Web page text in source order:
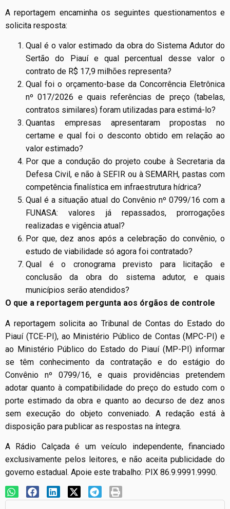
A reportagem encaminha os seguintes questionamentos e
solicita resposta:
Qual é o valor estimado da obra do Sistema Adutor do
Sertão do Piauí e qual percentual desse valor o
contrato de R$ 17,9 milhões representa?
Qual foi o orçamento-base da Concorrência Eletrônica
nº 017/2026 e quais referências de preço (tabelas,
contratos similares) foram utilizadas para estimá-lo?
Quantas empresas apresentaram propostas no
certame e qual foi o desconto obtido em relação ao
valor estimado?
Por que a condução do projeto coube à Secretaria da
Defesa Civil, e não à SEFIR ou à SEMARH, pastas com
competência finalística em infraestrutura hídrica?
Qual é a situação atual do Convênio nº 0799/16 com a
FUNASA: valores já repassados, prorrogações
realizadas e vigência atual?
Por que, dez anos após a celebração do convênio, o
estudo de viabilidade só agora foi contratado?
Qual é o cronograma previsto para licitação e
conclusão da obra do sistema adutor, e quais
municípios serão atendidos?
O que a reportagem pergunta aos órgãos de controle
A reportagem solicita ao Tribunal de Contas do Estado do
Piauí (TCE-PI), ao Ministério Público de Contas (MPC-PI) e
ao Ministério Público do Estado do Piauí (MP-PI) informar
se têm conhecimento da contratação e do estágio do
Convênio nº 0799/16, e quais providências pretendem
adotar quanto à compatibilidade do preço do estudo com o
porte estimado da obra e quanto ao decurso de dez anos
sem execução do objeto conveniado. A redação está à
disposição para publicar as respostas na íntegra.
A Rádio Calçada é um veículo independente, financiado
exclusivamente pelos leitores, e não aceita publicidade do
governo estadual. Apoie este trabalho: PIX 86.9.9991.9990.